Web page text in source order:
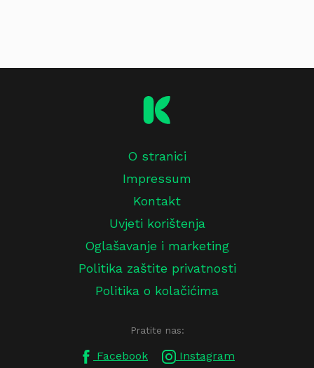
O stranici
Impressum
Kontakt
Uvjeti korištenja
Oglašavanje i marketing
Politika zaštite privatnosti
Politika o kolačićima
Pratite nas:
Facebook Instagram